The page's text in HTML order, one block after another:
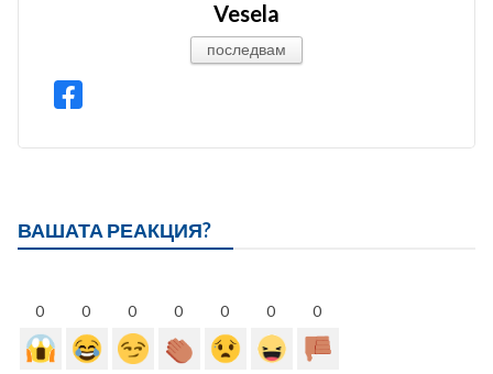
Vesela
последвам
ВАШАТА РЕАКЦИЯ?
0 0 0 0 0 0 0